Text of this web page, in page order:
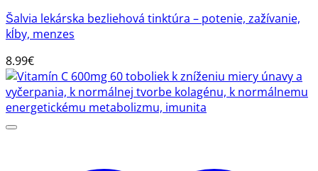
Šalvia lekárska bezliehová tinktúra – potenie, zažívanie,
kĺby, menzes
8.99€